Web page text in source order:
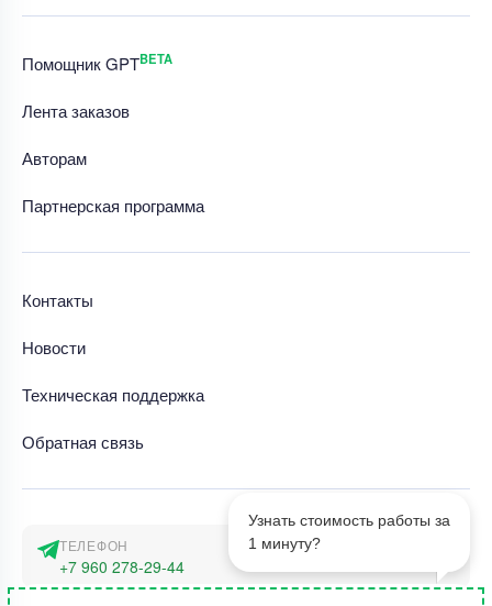
Узнать стоимость работы за
1 минуту?
Помощник GPTBETA
Лента заказов
Авторам
Партнерская программа
Контакты
Новости
Техническая поддержка
Обратная связь
ТЕЛЕФОН
+7 960 278-29-44